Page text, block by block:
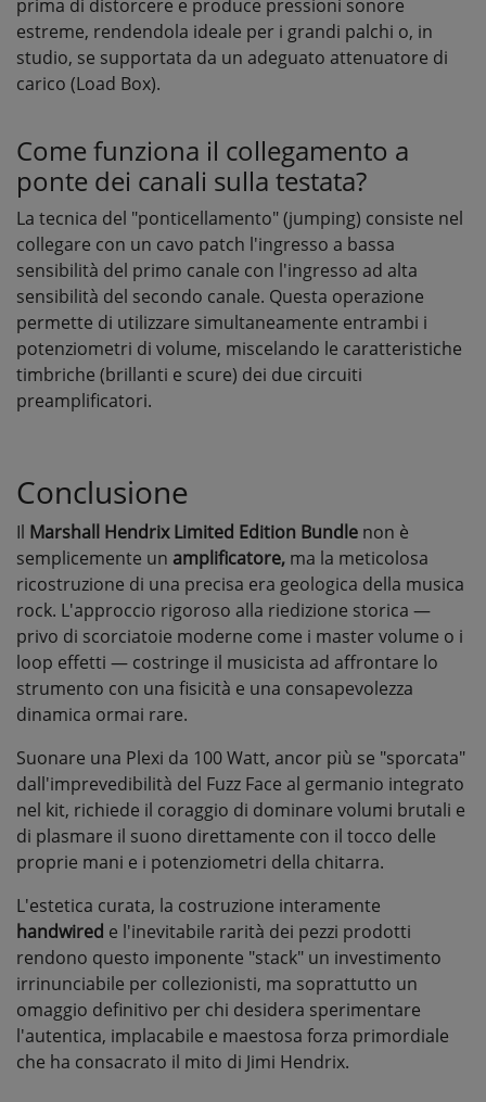
prima di distorcere e produce pressioni sonore
estreme, rendendola ideale per i grandi palchi o, in
studio, se supportata da un adeguato attenuatore di
carico (Load Box).
Come funziona il collegamento a
ponte dei canali sulla testata?
La tecnica del "ponticellamento" (jumping) consiste nel
collegare con un cavo patch l'ingresso a bassa
sensibilità del primo canale con l'ingresso ad alta
sensibilità del secondo canale. Questa operazione
permette di utilizzare simultaneamente entrambi i
potenziometri di volume, miscelando le caratteristiche
timbriche (brillanti e scure) dei due circuiti
preamplificatori.
Conclusione
Il Marshall Hendrix Limited Edition Bundle non è
semplicemente un amplificatore, ma la meticolosa
ricostruzione di una precisa era geologica della musica
rock. L'approccio rigoroso alla riedizione storica —
privo di scorciatoie moderne come i master volume o i
loop effetti — costringe il musicista ad affrontare lo
strumento con una fisicità e una consapevolezza
dinamica ormai rare.
Suonare una Plexi da 100 Watt, ancor più se "sporcata"
dall'imprevedibilità del Fuzz Face al germanio integrato
nel kit, richiede il coraggio di dominare volumi brutali e
di plasmare il suono direttamente con il tocco delle
proprie mani e i potenziometri della chitarra.
L'estetica curata, la costruzione interamente
handwired e l'inevitabile rarità dei pezzi prodotti
rendono questo imponente "stack" un investimento
irrinunciabile per collezionisti, ma soprattutto un
omaggio definitivo per chi desidera sperimentare
l'autentica, implacabile e maestosa forza primordiale
che ha consacrato il mito di Jimi Hendrix.